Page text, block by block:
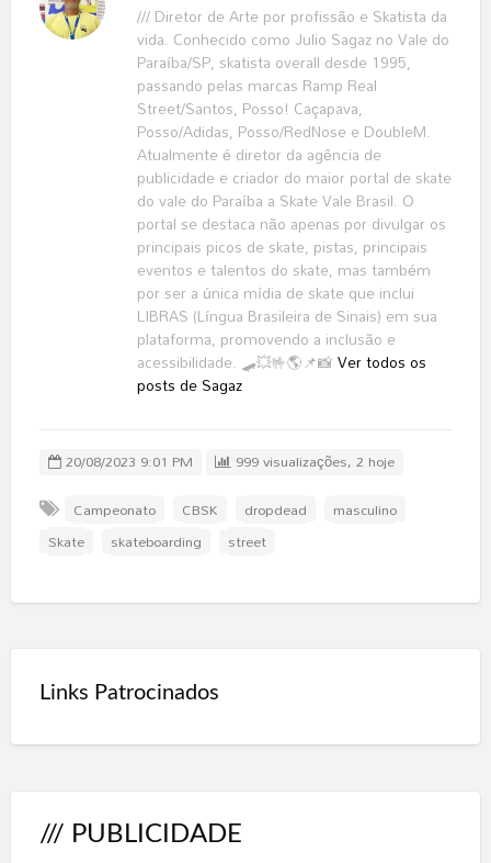
/// Diretor de Arte por profissão e Skatista da
vida. Conhecido como Julio Sagaz no Vale do
Paraíba/SP, skatista overall desde 1995,
passando pelas marcas Ramp Real
Street/Santos, Posso! Caçapava,
Posso/Adidas, Posso/RedNose e DoubleM.
Atualmente é diretor da agência de
publicidade e criador do maior portal de skate
do vale do Paraíba a Skate Vale Brasil. O
portal se destaca não apenas por divulgar os
principais picos de skate, pistas, principais
eventos e talentos do skate, mas também
por ser a única mídia de skate que inclui
LIBRAS (Língua Brasileira de Sinais) em sua
plataforma, promovendo a inclusão e
acessibilidade. 🛹💥🤟🌎📌📸Ver todos os
posts de Sagaz
20/08/2023 9:01 PM
999 visualizações, 2 hoje
Campeonato
CBSK dropdead
masculino
Skate
skateboarding street
Links Patrocinados
/// PUBLICIDADE